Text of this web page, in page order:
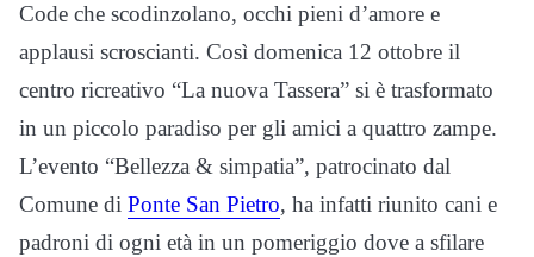
Code che scodinzolano, occhi pieni d’amore e
applausi scroscianti. Così domenica 12 ottobre il
centro ricreativo “La nuova Tassera” si è trasformato
in un piccolo paradiso per gli amici a quattro zampe.
L’evento “Bellezza & simpatia”, patrocinato dal
Comune di Ponte San Pietro, ha infatti riunito cani e
padroni di ogni età in un pomeriggio dove a sfilare